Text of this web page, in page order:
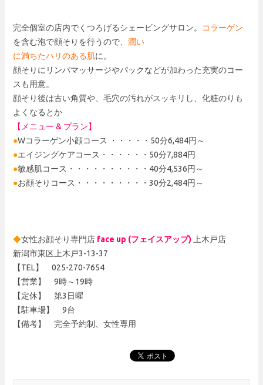
完全個室の店内でくつろげるシェービングサロン。
コラーゲン
を含む泡で顔そりを行うので、 潤い
に満ちたハリのある肌に。
顔そりにリンパマッサージやパックなどが加わった充実のコー
スも用意。
顔そり後は古い角質や、毛穴の汚れがスッキリし、化粧のりも
よくなるとか
【メニュー & プラン】
●Wコラーゲン小顔コース ・・・・・50分6,484円～
●エイジングケアコース・・・・・・50分7,884円
●敏感肌コース・・・・・・・・・・40分4,536円～
●お顔そりコース・・・・・・・・・30分2,484円～
◆女性お顔そり専門店 face up (フェイスアップ)上木戸店
新潟市東区上木戸3-13-37
【TEL】 025-270-7654
【営業】 9時～19時
【定休】 第3日曜
【駐車場】 9台
【備考】 完全予約制、女性専用